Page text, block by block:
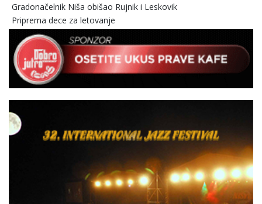
Gradonačelnik Niša obišao Rujnik i Leskovik
Priprema dece za letovanje